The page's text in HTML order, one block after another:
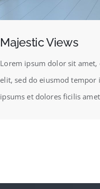
Majestic Views
Lorem ipsum dolor sit amet,
elit, sed do eiusmod tempor
ipsums et dolores ficilis